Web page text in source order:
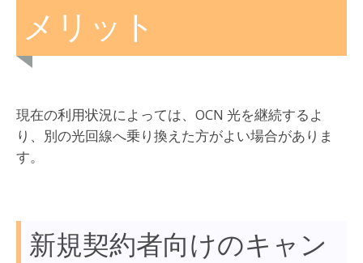
メリット
現在の利用状況によっては、OCN 光を継続するよ
り、別の光回線へ乗り換えた方がよい場合がありま
す。
新規契約者向けのキャン